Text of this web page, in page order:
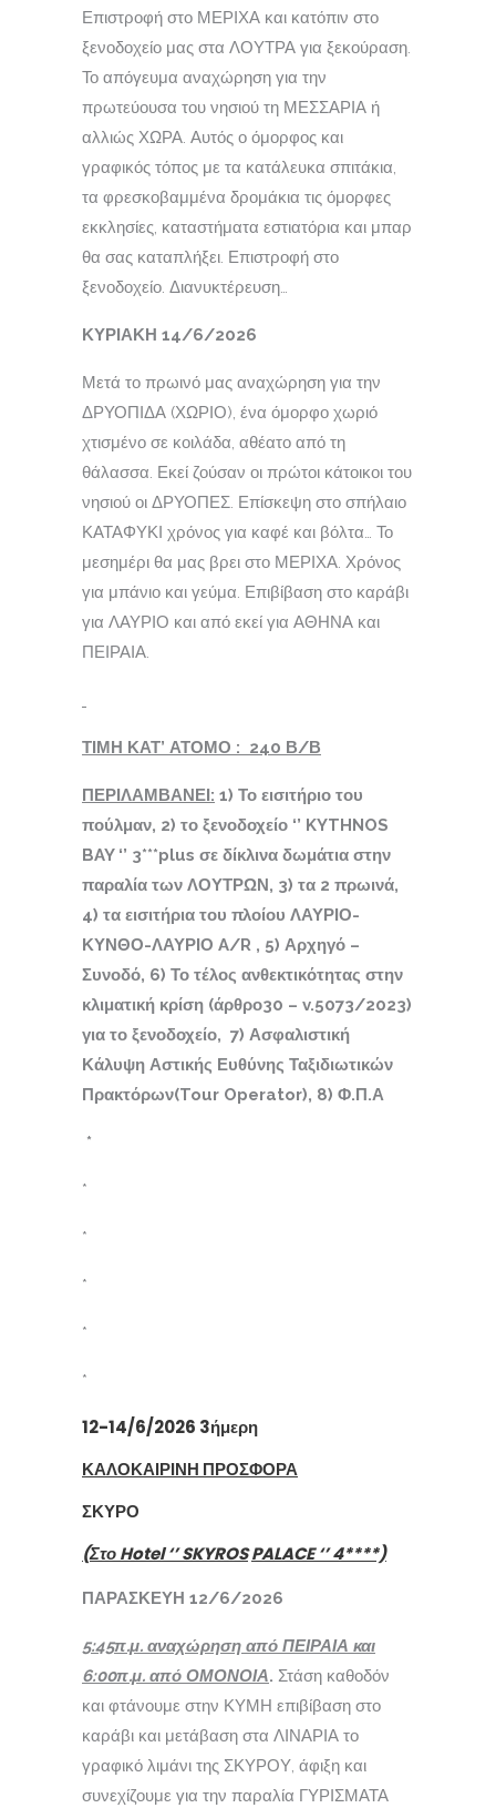
Επιστροφή στο ΜΕΡΙΧΑ και κατόπιν στο
ξενοδοχείο μας στα ΛΟΥΤΡΑ για ξεκούραση.
Το απόγευμα αναχώρηση για την
πρωτεύουσα του νησιού τη ΜΕΣΣΑΡΙΑ ή
αλλιώς ΧΩΡΑ. Αυτός ο όμορφος και
γραφικός τόπος με τα κατάλευκα σπιτάκια,
τα φρεσκοβαμμένα δρομάκια τις όμορφες
εκκλησίες, καταστήματα εστιατόρια και μπαρ
θα σας καταπλήξει. Επιστροφή στο
ξενοδοχείο. Διανυκτέρευση…
ΚΥΡΙΑΚΗ 14/6/2026
Μετά το πρωινό μας αναχώρηση για την
ΔΡΥΟΠΙΔΑ (ΧΩΡΙΟ), ένα όμορφο χωριό
χτισμένο σε κοιλάδα, αθέατο από τη
θάλασσα. Εκεί ζούσαν οι πρώτοι κάτοικοι του
νησιού οι ΔΡΥΟΠΕΣ. Επίσκεψη στο σπήλαιο
ΚΑΤΑΦΥΚΙ χρόνος για καφέ και βόλτα… Το
μεσημέρι θα μας βρει στο ΜΕΡΙΧΑ. Χρόνος
για μπάνιο και γεύμα. Επιβίβαση στο καράβι
για ΛΑΥΡΙΟ και από εκεί για ΑΘΗΝΑ και
ΠΕΙΡΑΙΑ.
ΤΙΜΗ ΚΑΤ’ ΑΤΟΜΟ : 240 Β/Β
ΠΕΡΙΛΑΜΒΑΝΕΙ: 1) Το εισιτήριο του
πούλμαν, 2) το ξενοδοχείο ‘’ KYTHNOS
BAY‘’ 3***plus σε δίκλινα δωμάτια στην
παραλία των ΛΟΥΤΡΩΝ, 3) τα 2 πρωινά,
4) τα εισιτήρια του πλοίου ΛΑΥΡΙΟ-
ΚΥΝΘΟ-ΛΑΥΡΙΟ A/R , 5) Αρχηγό –
Συνοδό, 6) Το τέλος ανθεκτικότητας στην
κλιματική κρίση (άρθρο30 – v.5073/2023)
για το ξενοδοχείο, 7) Ασφαλιστική
Κάλυψη Αστικής Ευθύνης Ταξιδιωτικών
Πρακτόρων(Tour Operator), 8) Φ.Π.Α
*
*
*
*
*
*
12-14/6/2026 3ήμερη
ΚΑΛΟΚΑΙΡΙΝΗ ΠΡΟΣΦΟΡΑ
ΣΚΥΡΟ
(ΣτοHotel‘’SKYROSPALACE‘’ 4****)
ΠΑΡΑΣΚΕΥΗ 12/6/2026
5:45π.μ. αναχώρηση από ΠΕΙΡΑΙΑ και
6:00π.μ. από ΟΜΟΝΟΙΑ. Στάση καθοδόν
και φτάνουμε στην ΚΥΜΗ επιβίβαση στο
καράβι και μετάβαση στα ΛΙΝΑΡΙΑ το
γραφικό λιμάνι της ΣΚΥΡΟΥ, άφιξη και
συνεχίζουμε για την παραλία ΓΥΡΙΣΜΑΤΑ